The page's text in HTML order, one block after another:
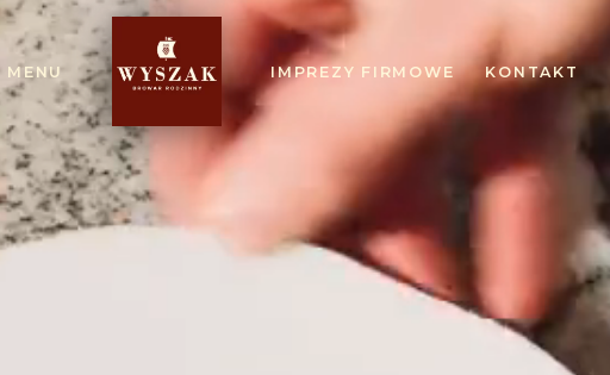
MENU IMPREZY FIRMOWE KONTAKT